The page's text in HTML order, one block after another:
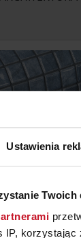
Ustawienia
Twoich
IP, korzystając
LAPIS